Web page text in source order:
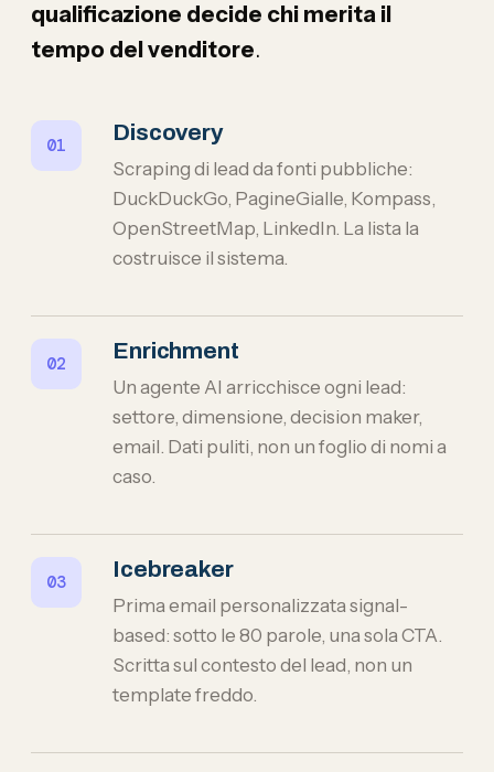
qualificazione decide chi merita il
tempo del venditore.
Discovery
Scraping di lead da fonti pubbliche:
DuckDuckGo, PagineGialle, Kompass,
OpenStreetMap, LinkedIn. La lista la
costruisce il sistema.
Enrichment
Un agente AI arricchisce ogni lead:
settore, dimensione, decision maker,
email. Dati puliti, non un foglio di nomi a
caso.
Icebreaker
Prima email personalizzata signal-
based: sotto le 80 parole, una sola CTA.
Scritta sul contesto del lead, non un
template freddo.